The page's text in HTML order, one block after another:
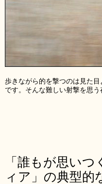
歩きながら的を撃つのは見た
です。そんな難しい射撃を思
「誰もが思い
ィア」の典型的